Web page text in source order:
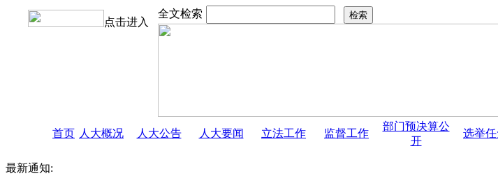
点击进入
全文检索
首页 人大概况 人大公告 人大要闻 立法工作 监督工作
部门预决算公
开
选举
最新通知: